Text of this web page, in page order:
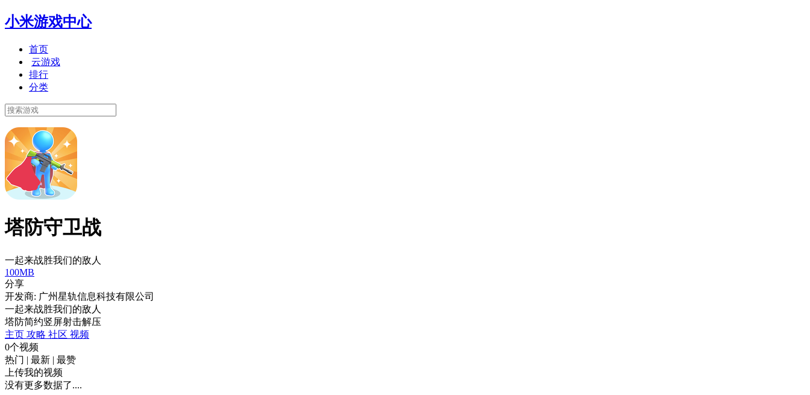
小米游戏中心
首页
云游戏
排行
分类
塔防守卫战
一起来战胜我们的敌人
100MB
分享
开发商: 广州星轨信息科技有限公司
一起来战胜我们的敌人
塔防简约竖屏射击解压
主页 攻略 社区 视频
0个视频
热门 | 最新 | 最赞
上传我的视频
没有更多数据了....